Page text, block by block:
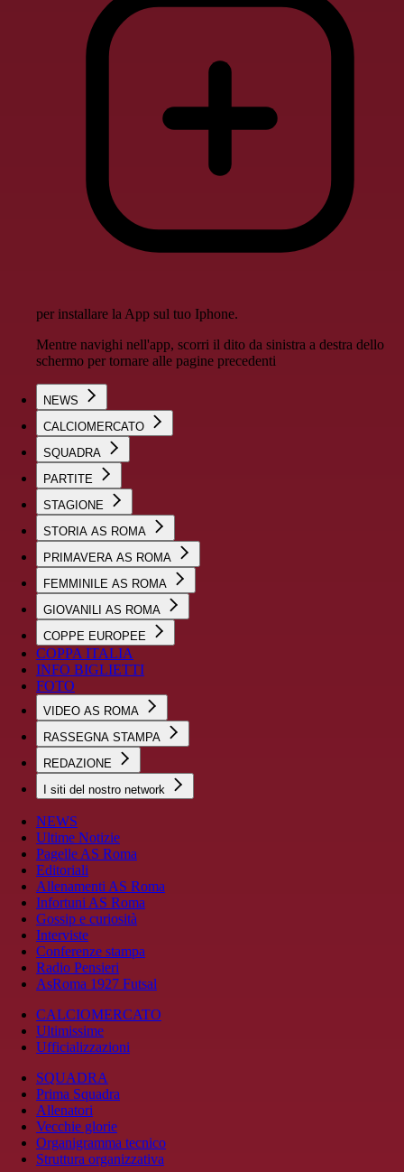
per installare la App sul tuo Iphone.
Mentre navighi nell'app, scorri il dito da sinistra a destra dello
schermo per tornare alle pagine precedenti
NEWS
CALCIOMERCATO
SQUADRA
PARTITE
STAGIONE
STORIA AS ROMA
PRIMAVERA AS ROMA
FEMMINILE AS ROMA
GIOVANILI AS ROMA
COPPE EUROPEE
COPPA ITALIA
INFO BIGLIETTI
FOTO
VIDEO AS ROMA
RASSEGNA STAMPA
REDAZIONE
I siti del nostro network
NEWS
Ultime Notizie
Pagelle AS Roma
Editoriali
Allenamenti AS Roma
Infortuni AS Roma
Gossip e curiosità
Interviste
Conferenze stampa
Radio Pensieri
AsRoma 1927 Futsal
CALCIOMERCATO
Ultimissime
Ufficializzazioni
SQUADRA
Prima Squadra
Allenatori
Vecchie glorie
Organigramma tecnico
Struttura organizzativa